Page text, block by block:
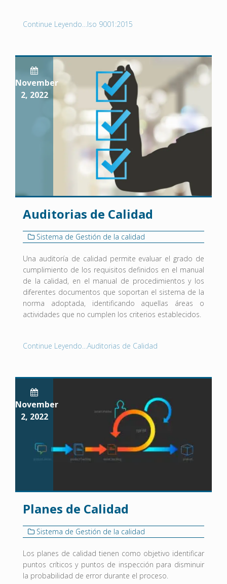
Continue Leyendo…Iso 9001:2015
November
2, 2022
Auditorias de Calidad
Sistema de Gestión de la calidad
Una auditoría de calidad permite evaluar el grado de
cumplimiento de los requisitos definidos en el manual
de la calidad, en el manual de procedimientos y los
diferentes documentos que soportan el sistema de la
norma adoptada, identificando aquellas áreas o
actividades que no cumplen los criterios establecidos.
Continue Leyendo…Auditorias de Calidad
November
2, 2022
Planes de Calidad
Sistema de Gestión de la calidad
Los planes de calidad tienen como objetivo identificar
puntos críticos y puntos de inspección para disminuir
la probabilidad de error durante el proceso.